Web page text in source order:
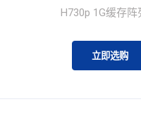
H730p 1G缓存阵
立即选购